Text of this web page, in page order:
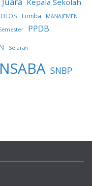
Kepala Sekolah
Lomba MANAJEMEN
PPDB
Sejarah
SNBP